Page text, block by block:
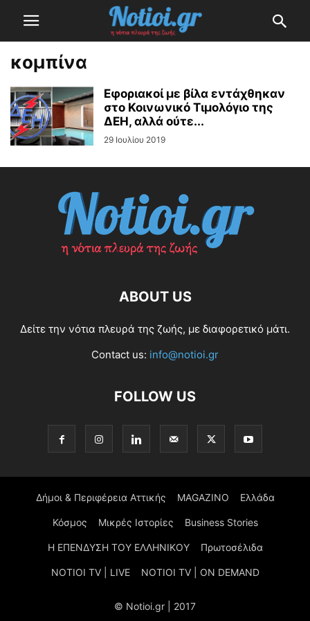
κομπίνα
Εφοριακοί με βίλα εντάχθηκαν
στο Κοινωνικό Τιμολόγιο της
ΔΕΗ, αλλά ούτε...
29 Ιουλίου 2019
ABOUT US
Δείτε την νότια πλευρά της ζωής, με διαφορετικό μάτι.
Contact us: info@notioi.gr
FOLLOW US
Δήμοι & Περιφέρεια Αττικής MAGAZINO Ελλάδα
Κόσμος Μικρές Ιστορίες Business Stories
Η ΕΠΕΝΔΥΣΗ ΤΟΥ ΕΛΛΗΝΙΚΟΥ Πρωτοσέλιδα
NOTIOI TV | LIVE NOTIOI TV | ON DEMAND
© Notioi.gr | 2017